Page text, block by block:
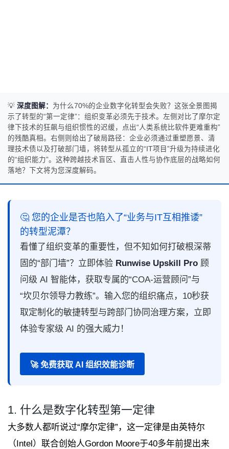
💡 深度图解： 为什么70%的企业数字化转型会失败？这张全景图揭
示了转型的“第一定律”：组织变革必须先于技术。左侧对比了摩尔定
律下技术的狂飙与组织惯性的迟缓，点出“人类系统比软件更难重构”
的残酷真相。右侧则给出了破局路径：企业必须通过重塑愿景、清
理技术债以及打破部门墙，将转型从孤立的“IT项目”升级为持续进化
的“组织能力”。这种跨越技术盲区、直击人性与协作底层的战略如何
落地？下文将为您深度解码。
🤔 您的企业是否也陷入了“业务与IT互相推诿”
的转型泥潭？
看懂了组织变革的重要性，但不知如何打破根深蒂
固的“部门墙”？立即体验 Runwise Upskill Pro 顾
问级 AI 智能体，获取专属的“COA-运营顾问”与
“坎贝尔领导力教练”。输入您的组织痛点，10秒获
取定制化的敏捷转型与跨部门协同治理方案，立即
体验专家级 AI 的强大威力！
🚀 免费获取 AI 组织效能诊断
1. 什么是数字化转型第一定律
大多数人都听说过“摩尔定律”，这一定律是由英特尔
（Intel）联合创始人Gordon Moore于40多年前提出来